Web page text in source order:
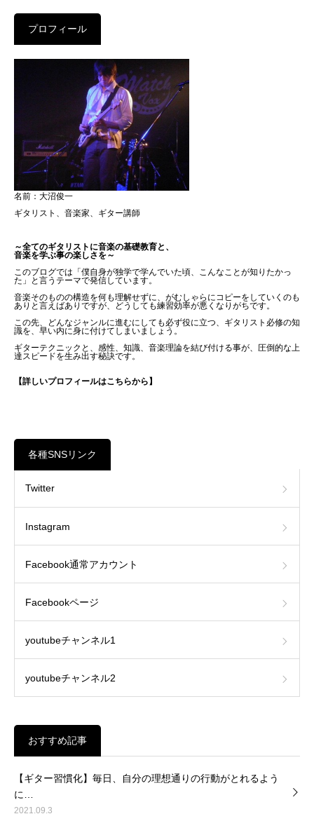
プロフィール
名前：大沼俊一
ギタリスト、音楽家、ギター講師
～全てのギタリストに音楽の基礎教育と、
音楽を学ぶ事の楽しさを～
このブログでは「僕自身が独学で学んでいた頃、こんなことが知りたかっ
た」と言うテーマで発信しています。
音楽そのものの構造を何も理解せずに、がむしゃらにコピーをしていくのも
ありと言えばありですが、どうしても練習効率が悪くなりがちです。
この先、どんなジャンルに進むにしても必ず役に立つ、ギタリスト必修の知
識を、早い内に身に付けてしまいましょう。
ギターテクニックと、感性、知識、音楽理論を結び付ける事が、圧倒的な上
達スピードを生み出す秘訣です。
【詳しいプロフィールはこちらから】
各種SNSリンク
Twitter
Instagram
Facebook通常アカウント
Facebookページ
youtubeチャンネル1
youtubeチャンネル2
おすすめ記事
【ギター習慣化】毎日、自分の理想通りの行動がとれるよう
に…
2021.09.3